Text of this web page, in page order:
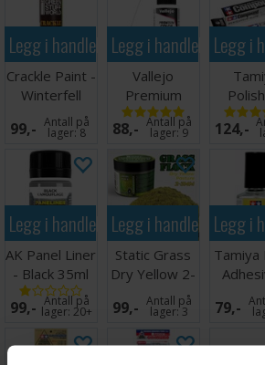
Legg i handlekurven
Crackle Paint -
Winterfell
Plains 60ml
99,- Antall på
lager:8
Legg i handlekurven
Vallejo
Premium
Varnish Satin
60ml
88,- Antall på
lager:9
Legg i
124,-
Legg i handlekurven
AK Panel Liner
- Black 35ml
99,- Antall på
lager:20+
Legg i handlekurven
Static Grass
Dry Yellow 2-
3mm 200ml
99,- Antall på
lager:3
Legg i
Tamiya
10ml
79,-